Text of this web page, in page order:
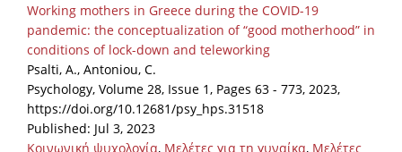
Organisational Structure
EKT Tenders
EKT Websites
Projects
Services
Working mothers in Greece during the COVID-19
pandemic: the conceptualization of “good motherhood” in
conditions of lock-down and teleworking
Psalti, A., Antoniou, C.
Psychology, Volume 28, Issue 1, Pages 63 - 773, 2023,
https://doi.org/10.12681/psy_hps.31518
Published: Jul 3, 2023
Κοινωνική ψυχολογία, Μελέτες για τη γυναίκα, Μελέτες